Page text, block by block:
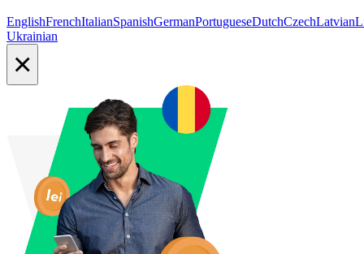
EnglishFrenchItalianSpanishGermanPortugueseDutchCzechLatvian
Ukrainian
×